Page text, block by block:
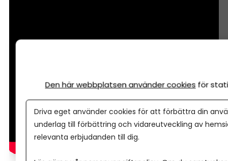
Den här webbplatsen använder cookies för
Driva eget använder cookies för att förbättra din
underlag till förbättring och vidareutveckling av
relevanta erbjudanden till dig.